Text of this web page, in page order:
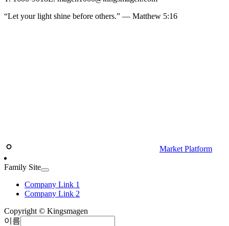
“Let your light shine before others.” — Matthew 5:16
Market Platform
Family Site
Company Link 1
Company Link 2
Copyright © Kingsmagen
이름